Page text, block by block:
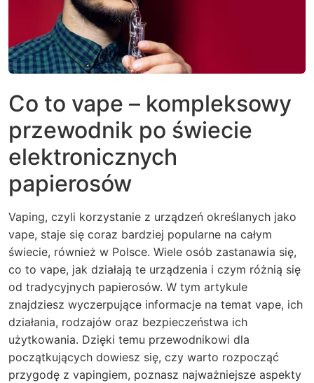
Co to vape – kompleksowy
przewodnik po świecie
elektronicznych
papierosów
Vaping, czyli korzystanie z urządzeń określanych jako
vape, staje się coraz bardziej popularne na całym
świecie, również w Polsce. Wiele osób zastanawia się,
co to vape, jak działają te urządzenia i czym różnią się
od tradycyjnych papierosów. W tym artykule
znajdziesz wyczerpujące informacje na temat vape, ich
działania, rodzajów oraz bezpieczeństwa ich
użytkowania. Dzięki temu przewodnikowi dla
początkujących dowiesz się, czy warto rozpocząć
przygodę z vapingiem, poznasz najważniejsze aspekty